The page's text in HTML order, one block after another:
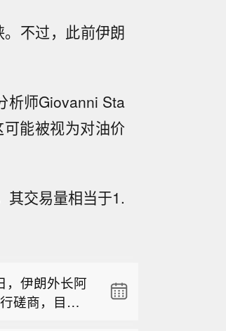
不过，此前伊朗
析师Giovanni Sta
能被视为对油价
其交易量相当于1.
环境。
，伊朗外长阿
磋商，目前